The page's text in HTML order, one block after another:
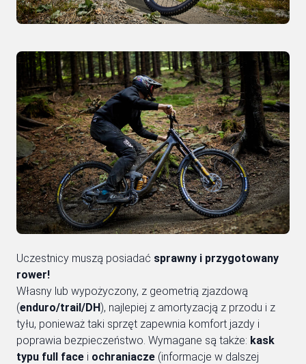
Uczestnicy muszą posiadać sprawny i przygotowany
rower!
Własny lub wypożyczony, z geometrią zjazdową
(enduro/trail/DH), najlepiej z amortyzacją z przodu i z
tyłu, ponieważ taki sprzęt zapewnia komfort jazdy i
poprawia bezpieczeństwo. Wymagane są także: kask
typu full face i ochraniacze (informacje w dalszej